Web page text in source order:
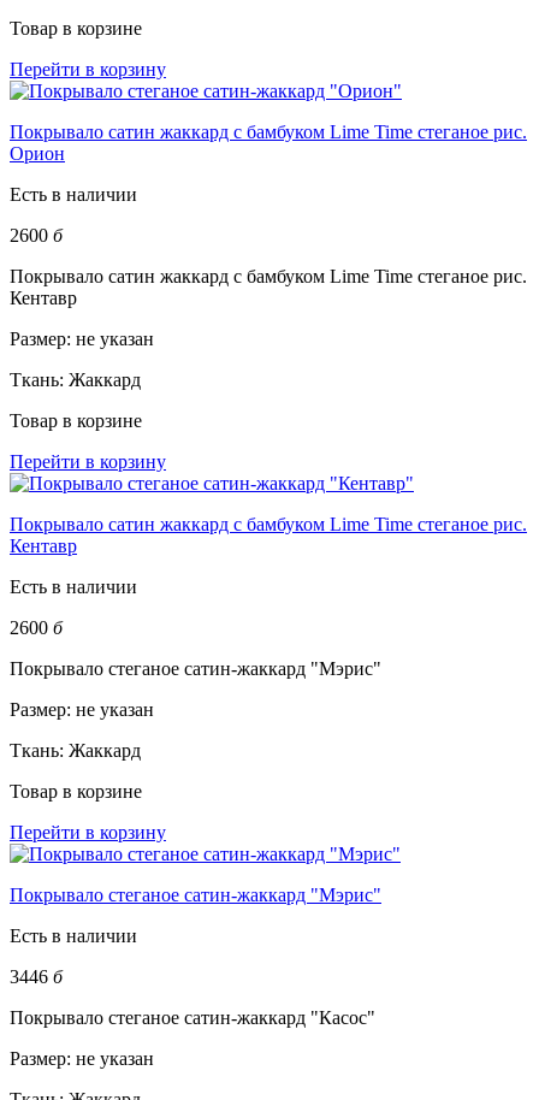
Товар в корзине
Перейти в корзину
Покрывало сатин жаккард с бамбуком Lime Time стеганое рис.
Орион
Есть в наличии
2600 б
Покрывало сатин жаккард с бамбуком Lime Time стеганое рис.
Кентавр
Размер: не указан
Ткань: Жаккард
Товар в корзине
Перейти в корзину
Покрывало сатин жаккард с бамбуком Lime Time стеганое рис.
Кентавр
Есть в наличии
2600 б
Покрывало стеганое сатин-жаккард "Мэрис"
Размер: не указан
Ткань: Жаккард
Товар в корзине
Перейти в корзину
Покрывало стеганое сатин-жаккард "Мэрис"
Есть в наличии
3446 б
Покрывало стеганое сатин-жаккард "Касос"
Размер: не указан